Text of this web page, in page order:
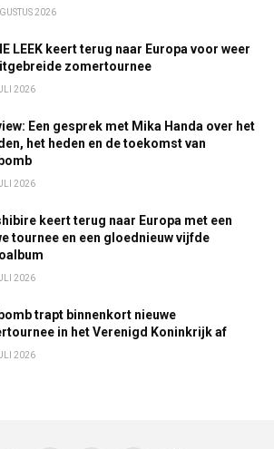
2026
LEEK keert terug naar Europa voor weer
zomertournee
2026
Een gesprek met Mika Handa over het
het heden en de toekomst van
2026
keert terug naar Europa met een
tournee en een gloednieuw vijfde
2026
trapt binnenkort nieuwe
in het Verenigd Koninkrijk af
2026